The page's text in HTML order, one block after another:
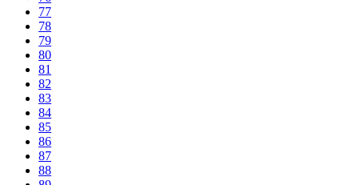
77
78
79
80
81
82
83
84
85
86
87
88